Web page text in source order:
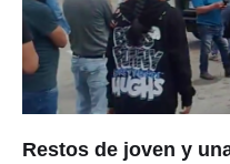
Restos de joven y